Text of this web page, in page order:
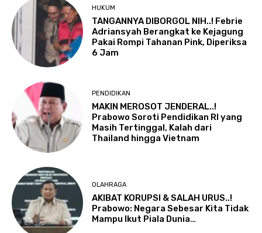
HUKUM
TANGANNYA DIBORGOL NIH..! Febrie
Adriansyah Berangkat ke Kejagung
Pakai Rompi Tahanan Pink, Diperiksa
6 Jam
PENDIDIKAN
MAKIN MEROSOT JENDERAL..!
Prabowo Soroti Pendidikan RI yang
Masih Tertinggal, Kalah dari
Thailand hingga Vietnam
OLAHRAGA
AKIBAT KORUPSI & SALAH URUS..!
Prabowo: Negara Sebesar Kita Tidak
Mampu Ikut Piala Dunia…